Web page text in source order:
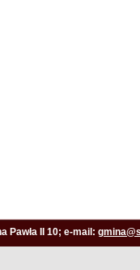
Pawła II 10; e-mail: